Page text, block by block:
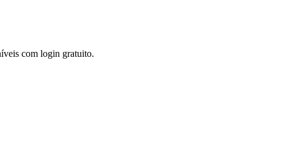
com login gratuito.